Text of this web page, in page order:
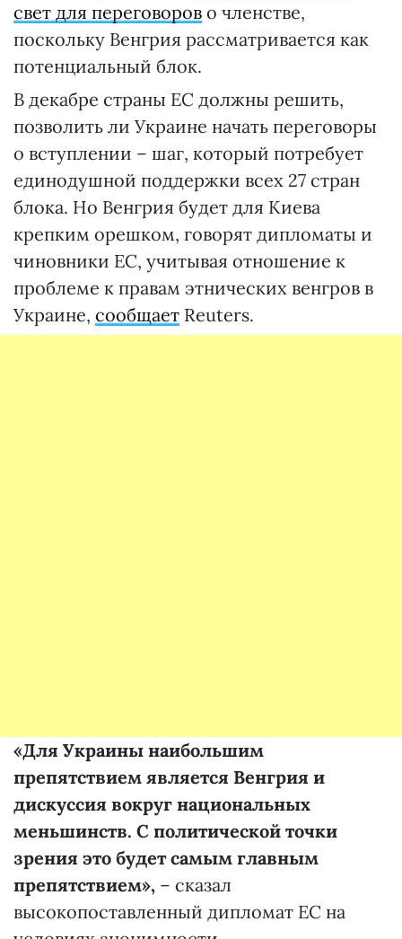
свет для переговоров о членстве,
поскольку Венгрия рассматривается как
потенциальный блок.
В декабре страны ЕС должны решить,
позволить ли Украине начать переговоры
о вступлении – шаг, который потребует
единодушной поддержки всех 27 стран
блока. Но Венгрия будет для Киева
крепким орешком, говорят дипломаты и
чиновники ЕС, учитывая отношение к
проблеме к правам этнических венгров в
Украине, сообщает Reuters.
«Для Украины наибольшим
препятствием является Венгрия и
дискуссия вокруг национальных
меньшинств. С политической точки
зрения это будет самым главным
препятствием», – сказал
высокопоставленный дипломат ЕС на